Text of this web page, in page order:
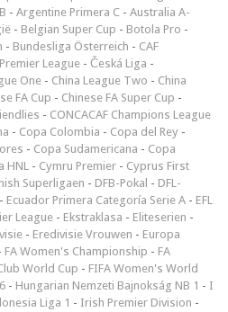
- Argentine Primera C - Australia A-
- Belgian Super Cup - Botola Pro -
- Bundesliga Österreich - CAF
League - Česká Liga -
One - China League Two - China
FA Cup - Chinese FA Super Cup -
- CONCACAF Champions League
- Copa Colombia - Copa del Rey -
- Copa Sudamericana - Copa
HNL - Cymru Premier - Cyprus First
Superligaen - DFB-Pokal - DFL-
- Ecuador Primera Categoría Serie A - EFL
League - Ekstraklasa - Eliteserien -
- Eredivisie Vrouwen - Europa
FA Women's Championship - FA
World Cup - FIFA Women's World
- Hungarian Nemzeti Bajnokság NB 1 - I
Liga 1 - Irish Premier Division -